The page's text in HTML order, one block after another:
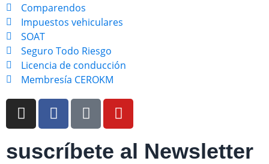
Comparendos
Impuestos vehiculares
SOAT
Seguro Todo Riesgo
Licencia de conducción
Membresía CEROKM
suscríbete al Newsletter